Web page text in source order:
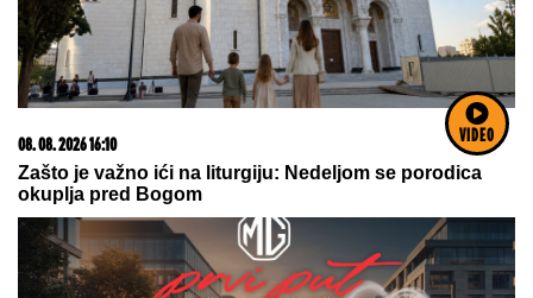
VIDEO
08. 08. 2026 16:10
Zašto je važno ići na liturgiju: Nedeljom se porodica
okuplja pred Bogom